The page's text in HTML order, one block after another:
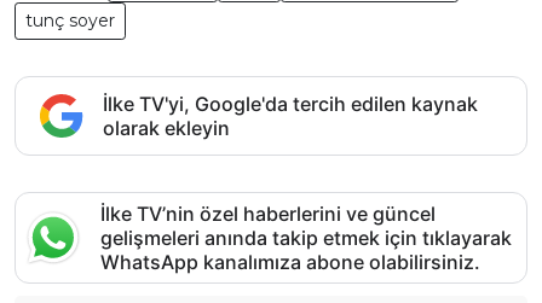
tunç soyer
İlke TV'yi, Google'da tercih edilen kaynak
olarak ekleyin
İlke TV’nin özel haberlerini ve güncel
gelişmeleri anında takip etmek için tıklayarak
WhatsApp kanalımıza abone olabilirsiniz.